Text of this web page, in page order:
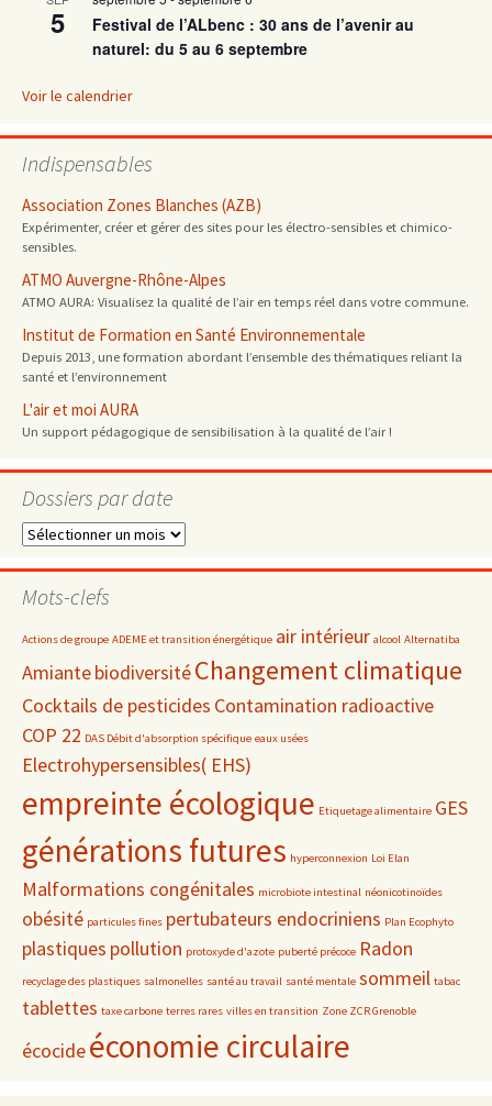
5
Festival de l’ALbenc : 30 ans de l’avenir au
naturel: du 5 au 6 septembre
Voir le calendrier
Indispensables
Association Zones Blanches (AZB)
Expérimenter, créer et gérer des sites pour les électro-sensibles et chimico-
sensibles.
ATMO Auvergne-Rhône-Alpes
ATMO AURA: Visualisez la qualité de l’air en temps réel dans votre commune.
Institut de Formation en Santé Environnementale
Depuis 2013, une formation abordant l’ensemble des thématiques reliant la
santé et l’environnement
L'air et moi AURA
Un support pédagogique de sensibilisation à la qualité de l’air !
Dossiers par date
Dossiers
date
Mots-clefs
Actions de groupe ADEME et transition énergétique air intérieur alcool Alternatiba
AmiantebiodiversitéChangement climatique
Cocktails de pesticides Contamination radioactive
COP 22 DAS Débit d'absorption spécifique eaux usées
Electrohypersensibles( EHS)
empreinte écologique Etiquetage alimentaire GES
générations futures hyperconnexion Loi Elan
Malformations congénitales microbiote intestinal néonicotinoïdes
obésité particules fines pertubateurs endocriniens Plan Ecophyto
plastiques pollution protoxyde d'azote puberté précoce Radon
recyclage des plastiques salmonelles santé au travail santé mentale sommeil tabac
tablettes taxe carbone terres rares villes en transition Zone ZCR Grenoble
écocideéconomie circulaire